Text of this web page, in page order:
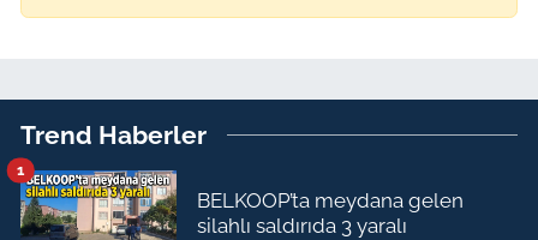
Trend Haberler
BELKOOP’ta meydana gelen
silahlı saldırıda 3 yaralı
1